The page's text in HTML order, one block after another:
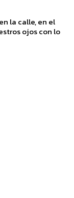
la calle, en el
ojos con lo